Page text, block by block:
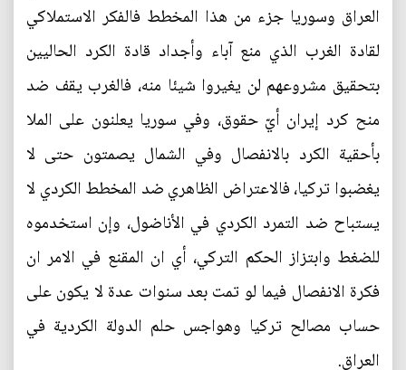
العراق وسوريا جزء من هذا المخطط فالفكر الاستملاكي
لقادة الغرب الذي منع آباء وأجداد قادة الكرد الحاليين
بتحقيق مشروعهم لن يغيروا شيئا منه، فالغرب يقف ضد
منح كرد إيران أيّ حقوق، وفي سوريا يعلنون على الملا
بأحقية الكرد بالانفصال وفي الشمال يصمتون حتى لا
يغضبوا تركيا، فالاعتراض الظاهري ضد المخطط الكردي لا
يستباح ضد التمرد الكردي في الأناضول، وإن استخدموه
للضغط وابتزاز الحكم التركي، أي ان المقنع في الامر ان
فكرة الانفصال فيما لو تمت بعد سنوات عدة لا يكون على
حساب مصالح تركيا وهواجس حلم الدولة الكردية في
العراق.